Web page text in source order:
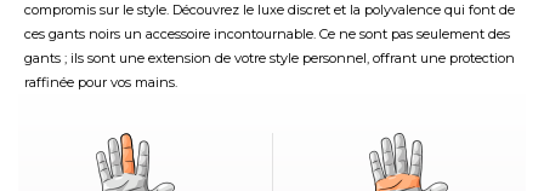
compromis sur le style. Découvrez le luxe discret et la polyvalence qui font de
ces gants noirs un accessoire incontournable. Ce ne sont pas seulement des
gants ; ils sont une extension de votre style personnel, offrant une protection
raffinée pour vos mains.